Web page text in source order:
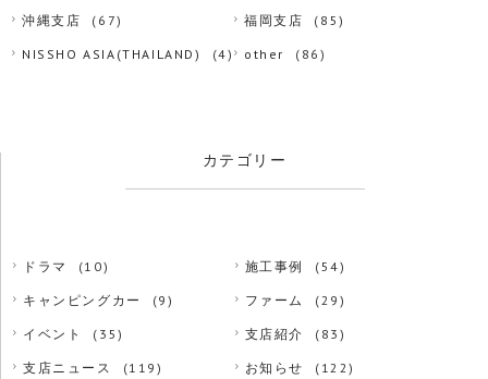
沖縄支店 (67) 福岡支店 (85)
NISSHO ASIA(THAILAND) (4) other (86)
カテゴリー
ドラマ (10) 施工事例 (54)
キャンピングカー (9) ファーム (29)
イベント (35) 支店紹介 (83)
支店ニュース (119) お知らせ (122)